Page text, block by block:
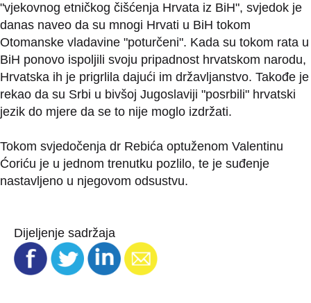
"vjekovnog etničkog čišćenja Hrvata iz BiH", svjedok je
danas naveo da su mnogi Hrvati u BiH tokom
Otomanske vladavine "poturčeni". Kada su tokom rata u
BiH ponovo ispoljili svoju pripadnost hrvatskom narodu,
Hrvatska ih je prigrlila dajući im državljanstvo. Takođe je
rekao da su Srbi u bivšoj Jugoslaviji "posrbili" hrvatski
jezik do mjere da se to nije moglo izdržati.
Tokom svjedočenja dr Rebića optuženom Valentinu
Ćoriću je u jednom trenutku pozlilo, te je suđenje
nastavljeno u njegovom odsustvu.
Dijeljenje sadržaja